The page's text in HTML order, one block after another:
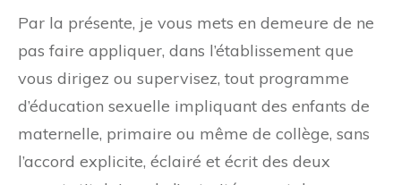
Par la présente, je vous mets en demeure de ne
pas faire appliquer, dans l’établissement que
vous dirigez ou supervisez, tout programme
d’éducation sexuelle impliquant des enfants de
maternelle, primaire ou même de collège, sans
l’accord explicite, éclairé et écrit des deux